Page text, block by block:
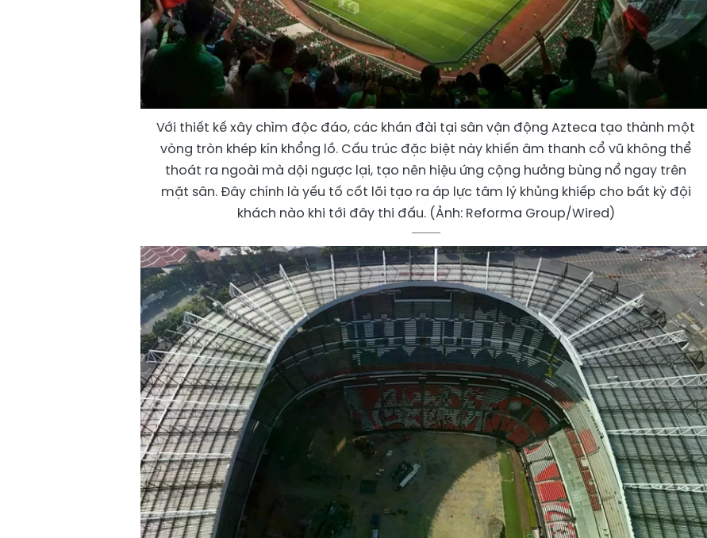
Với thiết kế xây chìm độc đáo, các khán đài tại sân vận động Azteca tạo thành một
vòng tròn khép kín khổng lồ. Cấu trúc đặc biệt này khiến âm thanh cổ vũ không thể
thoát ra ngoài mà dội ngược lại, tạo nên hiệu ứng cộng hưởng bùng nổ ngay trên
mặt sân. Đây chính là yếu tố cốt lõi tạo ra áp lực tâm lý khủng khiếp cho bất kỳ đội
khách nào khi tới đây thi đấu. (Ảnh: Reforma Group/Wired)